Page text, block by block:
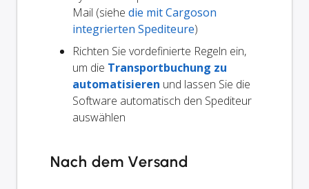
Mail (siehe die mit Cargoson
integrierten Spediteure)
Richten Sie vordefinierte Regeln ein,
um die Transportbuchung zu
automatisieren und lassen Sie die
Software automatisch den Spediteur
auswählen
Nach dem Versand